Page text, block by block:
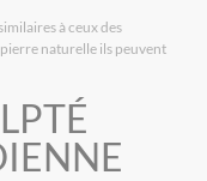
à ceux des
naturelle ils peuvent